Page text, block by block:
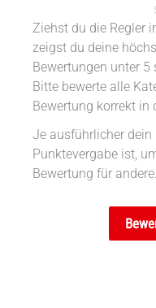
Ziehst du die Regler
zeigst du deine
Bewertungen unter
Bitte bewerte alle
Bewertung korrekt in
Je ausführlicher
Punktevergabe ist,
Bewertung für andere.